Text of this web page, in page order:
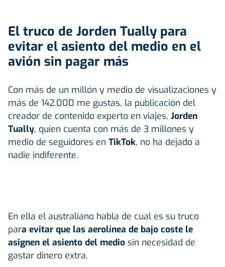
El truco de Jorden Tually para
evitar el asiento del medio en el
avión sin pagar más
Con más de un millón y medio de visualizaciones y
más de 142.000 me gustas, la publicación del
creador de contenido experto en viajes, Jorden
Tually, quien cuenta con más de 3 millones y
medio de seguidores en TikTok, no ha dejado a
nadie indiferente.
En ella el australiano habla de cual es su truco
para evitar que las aerolínea de bajo coste le
asignen el asiento del medio sin necesidad de
gastar dinero extra.